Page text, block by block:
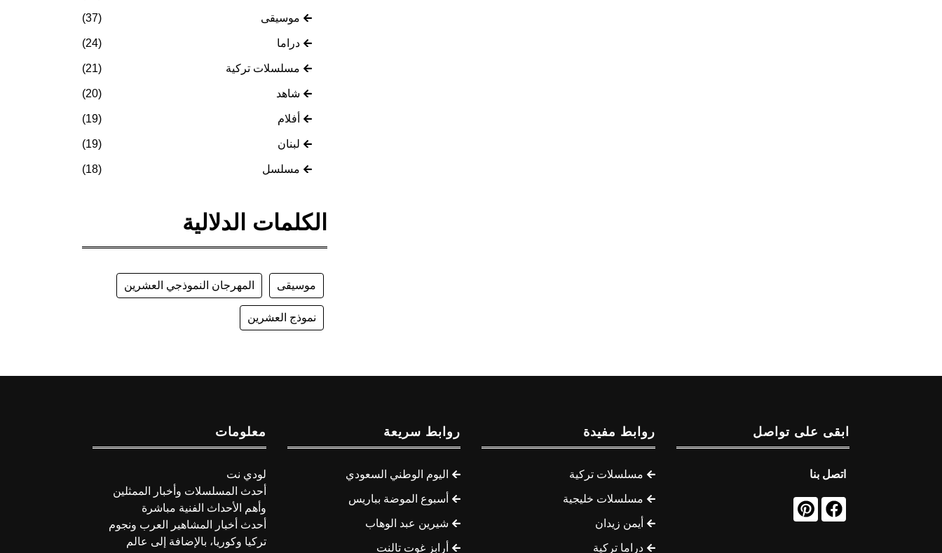
موسيقى (37)
دراما (24)
مسلسلات تركية (21)
شاهد (20)
أفلام (19)
لبنان (19)
مسلسل (18)
الكلمات الدلالية
موسيقى المهرجان النموذجي العشرين
نموذج العشرين
ابقى على تواصل
اتصل بنا
روابط مفيدة
مسلسلات تركية
مسلسلات خليجية
أيمن زيدان
دراما تركية
روابط سريعة
اليوم الوطني السعودي
أسبوع الموضة بباريس
شيرين عبد الوهاب
أرابز غوت تالنت
معلومات
لودي نت
أحدث المسلسلات وأخبار الممثلين
وأهم الأحداث الفنية مباشرة
أحدث أخبار المشاهير العرب ونجوم
تركيا وكوريا، بالإضافة إلى عالم